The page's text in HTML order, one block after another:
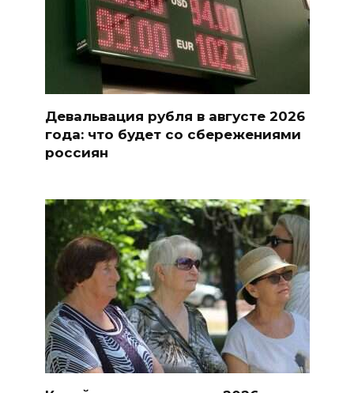
Девальвация рубля в августе 2026
года: что будет со сбережениями
россиян